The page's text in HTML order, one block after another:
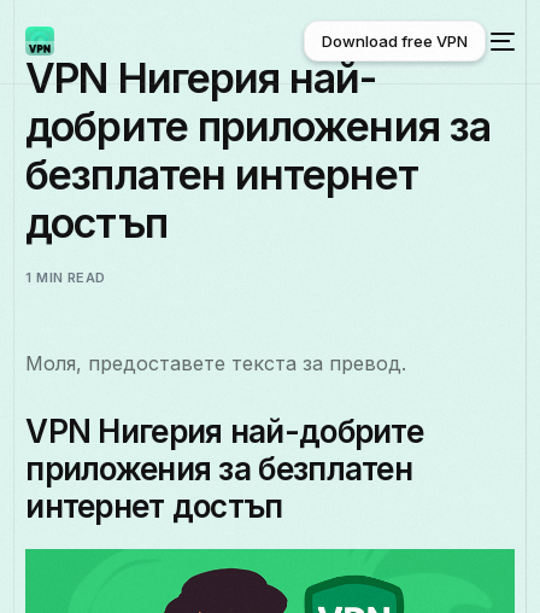
Български
Download free VPN
Download free VPN
VPN Нигерия най-
добрите приложения за
безплатен интернет
достъп
1 MIN READ
Моля, предоставете текста за превод.
VPN Нигерия най-добрите
приложения за безплатен
интернет достъп